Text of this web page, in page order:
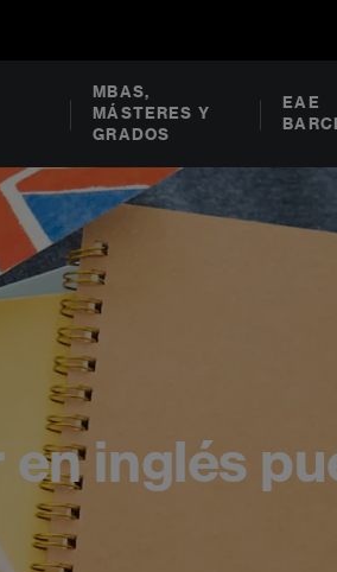
MBAS,
MÁSTERES Y
GRADOS
EAE
inglés